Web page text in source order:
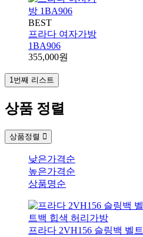
BEST
프라다 여자가방
1BA906
355,000원
1번째 리스트
상품 정렬
상품정렬
낮은가격순
높은가격순
상품명순
프라다 2VH156 슬링백 벨트